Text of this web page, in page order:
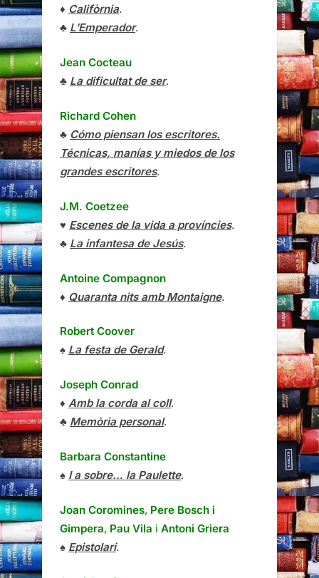
♦ Califòrnia.
♣ L’Emperador.
Jean Cocteau
♣ La dificultat de ser.
Richard Cohen
♣ Cómo piensan los escritores.
Técnicas, manías y miedos de los
grandes escritores.
J.M. Coetzee
♥ Escenes de la vida a províncies.
♣ La infantesa de Jesús.
Antoine Compagnon
♦ Quaranta nits amb Montaigne.
Robert Coover
♠ La festa de Gerald.
Joseph Conrad
♦ Amb la corda al coll.
♣ Memòria personal.
Barbara Constantine
♠ I a sobre… la Paulette.
Joan Coromines, Pere Bosch i
Gimpera, Pau Vila i Antoni Griera
♠ Epistolari.